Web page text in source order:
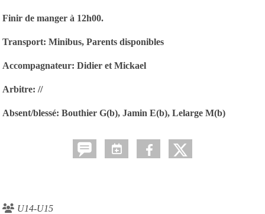
Finir de manger à 12h00.
Transport: Minibus, Parents disponibles
Accompagnateur: Didier et Mickael
Arbitre: //
Absent/blessé: Bouthier G(b), Jamin E(b), Lelarge M(b)
U14-U15